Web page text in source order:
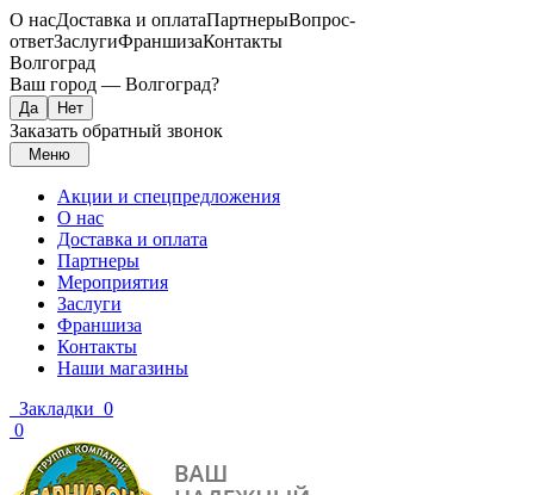
О насДоставка и оплатаПартнерыВопрос-
ответЗаслугиФраншизаКонтакты
Волгоград
Ваш город — Волгоград?
Заказать обратный звонок
Меню
Акции и спецпредложения
О нас
Доставка и оплата
Партнеры
Мероприятия
Заслуги
Франшиза
Контакты
Наши магазины
Закладки 0
0